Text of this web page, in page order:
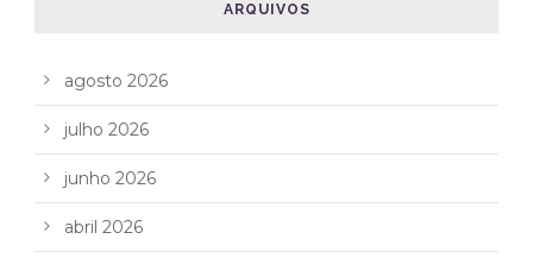
ARQUIVOS
agosto 2026
julho 2026
junho 2026
abril 2026